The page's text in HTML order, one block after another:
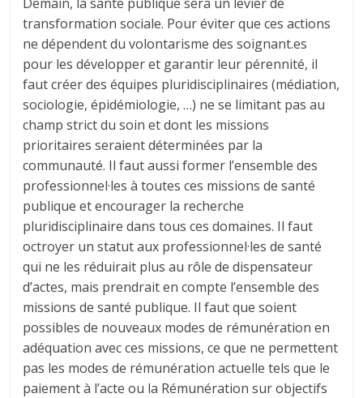
transformation sociale. Pour éviter que ces actions
ne dépendent du volontarisme des soignant.es
pour les développer et garantir leur pérennité, il
faut créer des équipes pluridisciplinaires (médiation,
sociologie, épidémiologie, …) ne se limitant pas au
champ strict du soin et dont les missions
prioritaires seraient déterminées par la
communauté. Il faut aussi former l’ensemble des
professionnel·les à toutes ces missions de santé
publique et encourager la recherche
pluridisciplinaire dans tous ces domaines. Il faut
octroyer un statut aux professionnel·les de santé
qui ne les réduirait plus au rôle de dispensateur
d’actes, mais prendrait en compte l’ensemble des
missions de santé publique. Il faut que soient
possibles de nouveaux modes de rémunération en
adéquation avec ces missions, ce que ne permettent
pas les modes de rémunération actuelle tels que le
paiement à l’acte ou la Rémunération sur objectifs